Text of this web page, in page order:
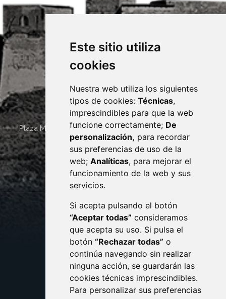
Este sitio utiliza
cookies
Nuestra web utiliza los siguientes
tipos de cookies: Técnicas,
imprescindibles para que la web
funcione correctamente; De
personalización, para recordar
sus preferencias de uso de la
web; Analíticas, para mejorar el
funcionamiento de la web y sus
servicios.
Si acepta pulsando el botón
“Aceptar todas” consideramos
que acepta su uso. Si pulsa el
botón “Rechazar todas” o
continúa navegando sin realizar
ninguna acción, se guardarán las
cookies técnicas imprescindibles.
Para personalizar sus preferencias
Plaza Mayor 4 22400 MONZÓN - ARAGÓN (ESPAÑA)
· (34) 974 400 700 ·
sac@monzon.es
monzon.es
CONTACTO
AVISO LEGAL
PROTECCIÓN DE DATOS
POLÍTICA DE COOKIES
ACCESIBILIDAD
ENLACE EXTERNO AL